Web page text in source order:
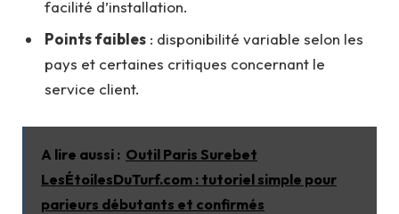
facilité d’installation.
Points faibles : disponibilité variable selon les
pays et certaines critiques concernant le
service client.
A lire aussi : Outil Paris Surebet
LesÉtoilesDuTurf.com : tutoriel simple pour
parieurs débutants et confirmés